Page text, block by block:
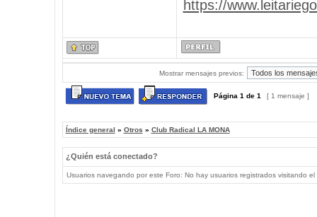
https://
Mostrar mensajes previos:
Página 1 de 1 [ 1 mensaje ]
Índice general » Otros » Club Radical LA MONA
¿Quién está conectado?
Usuarios navegando por este Foro: No hay usuarios registrados visitando